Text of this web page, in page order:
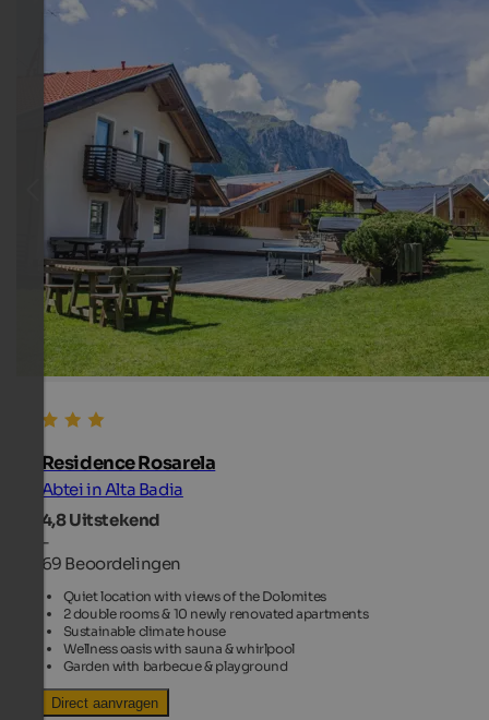
Residence Rosarela
Abtei in Alta Badia
4,8Uitstekend
-
69 Beoordelingen
Quiet location with views of the Dolomites
2 double rooms & 10 newly renovated apartments
Sustainable climate house
Wellness oasis with sauna & whirlpool
Garden with barbecue & playground
Direct aanvragen